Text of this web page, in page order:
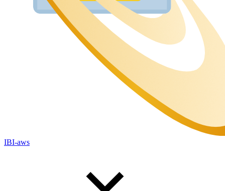
IBI-aws